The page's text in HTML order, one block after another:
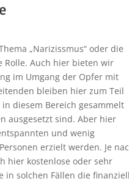
„Narizissmus“ oder die
Rolle. Auch hier bieten wir
im Umgang der Opfer mit
bleiben hier zum Teil
diesem Bereich gesammelt
ausgesetzt sind. Aber hier
und wenig
erzielt werden. Je
hier kostenlose oder sehr
in solchen Fällen die